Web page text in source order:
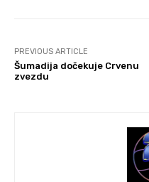
PREVIOUS ARTICLE
Šumadija dočekuje Crvenu
zvezdu